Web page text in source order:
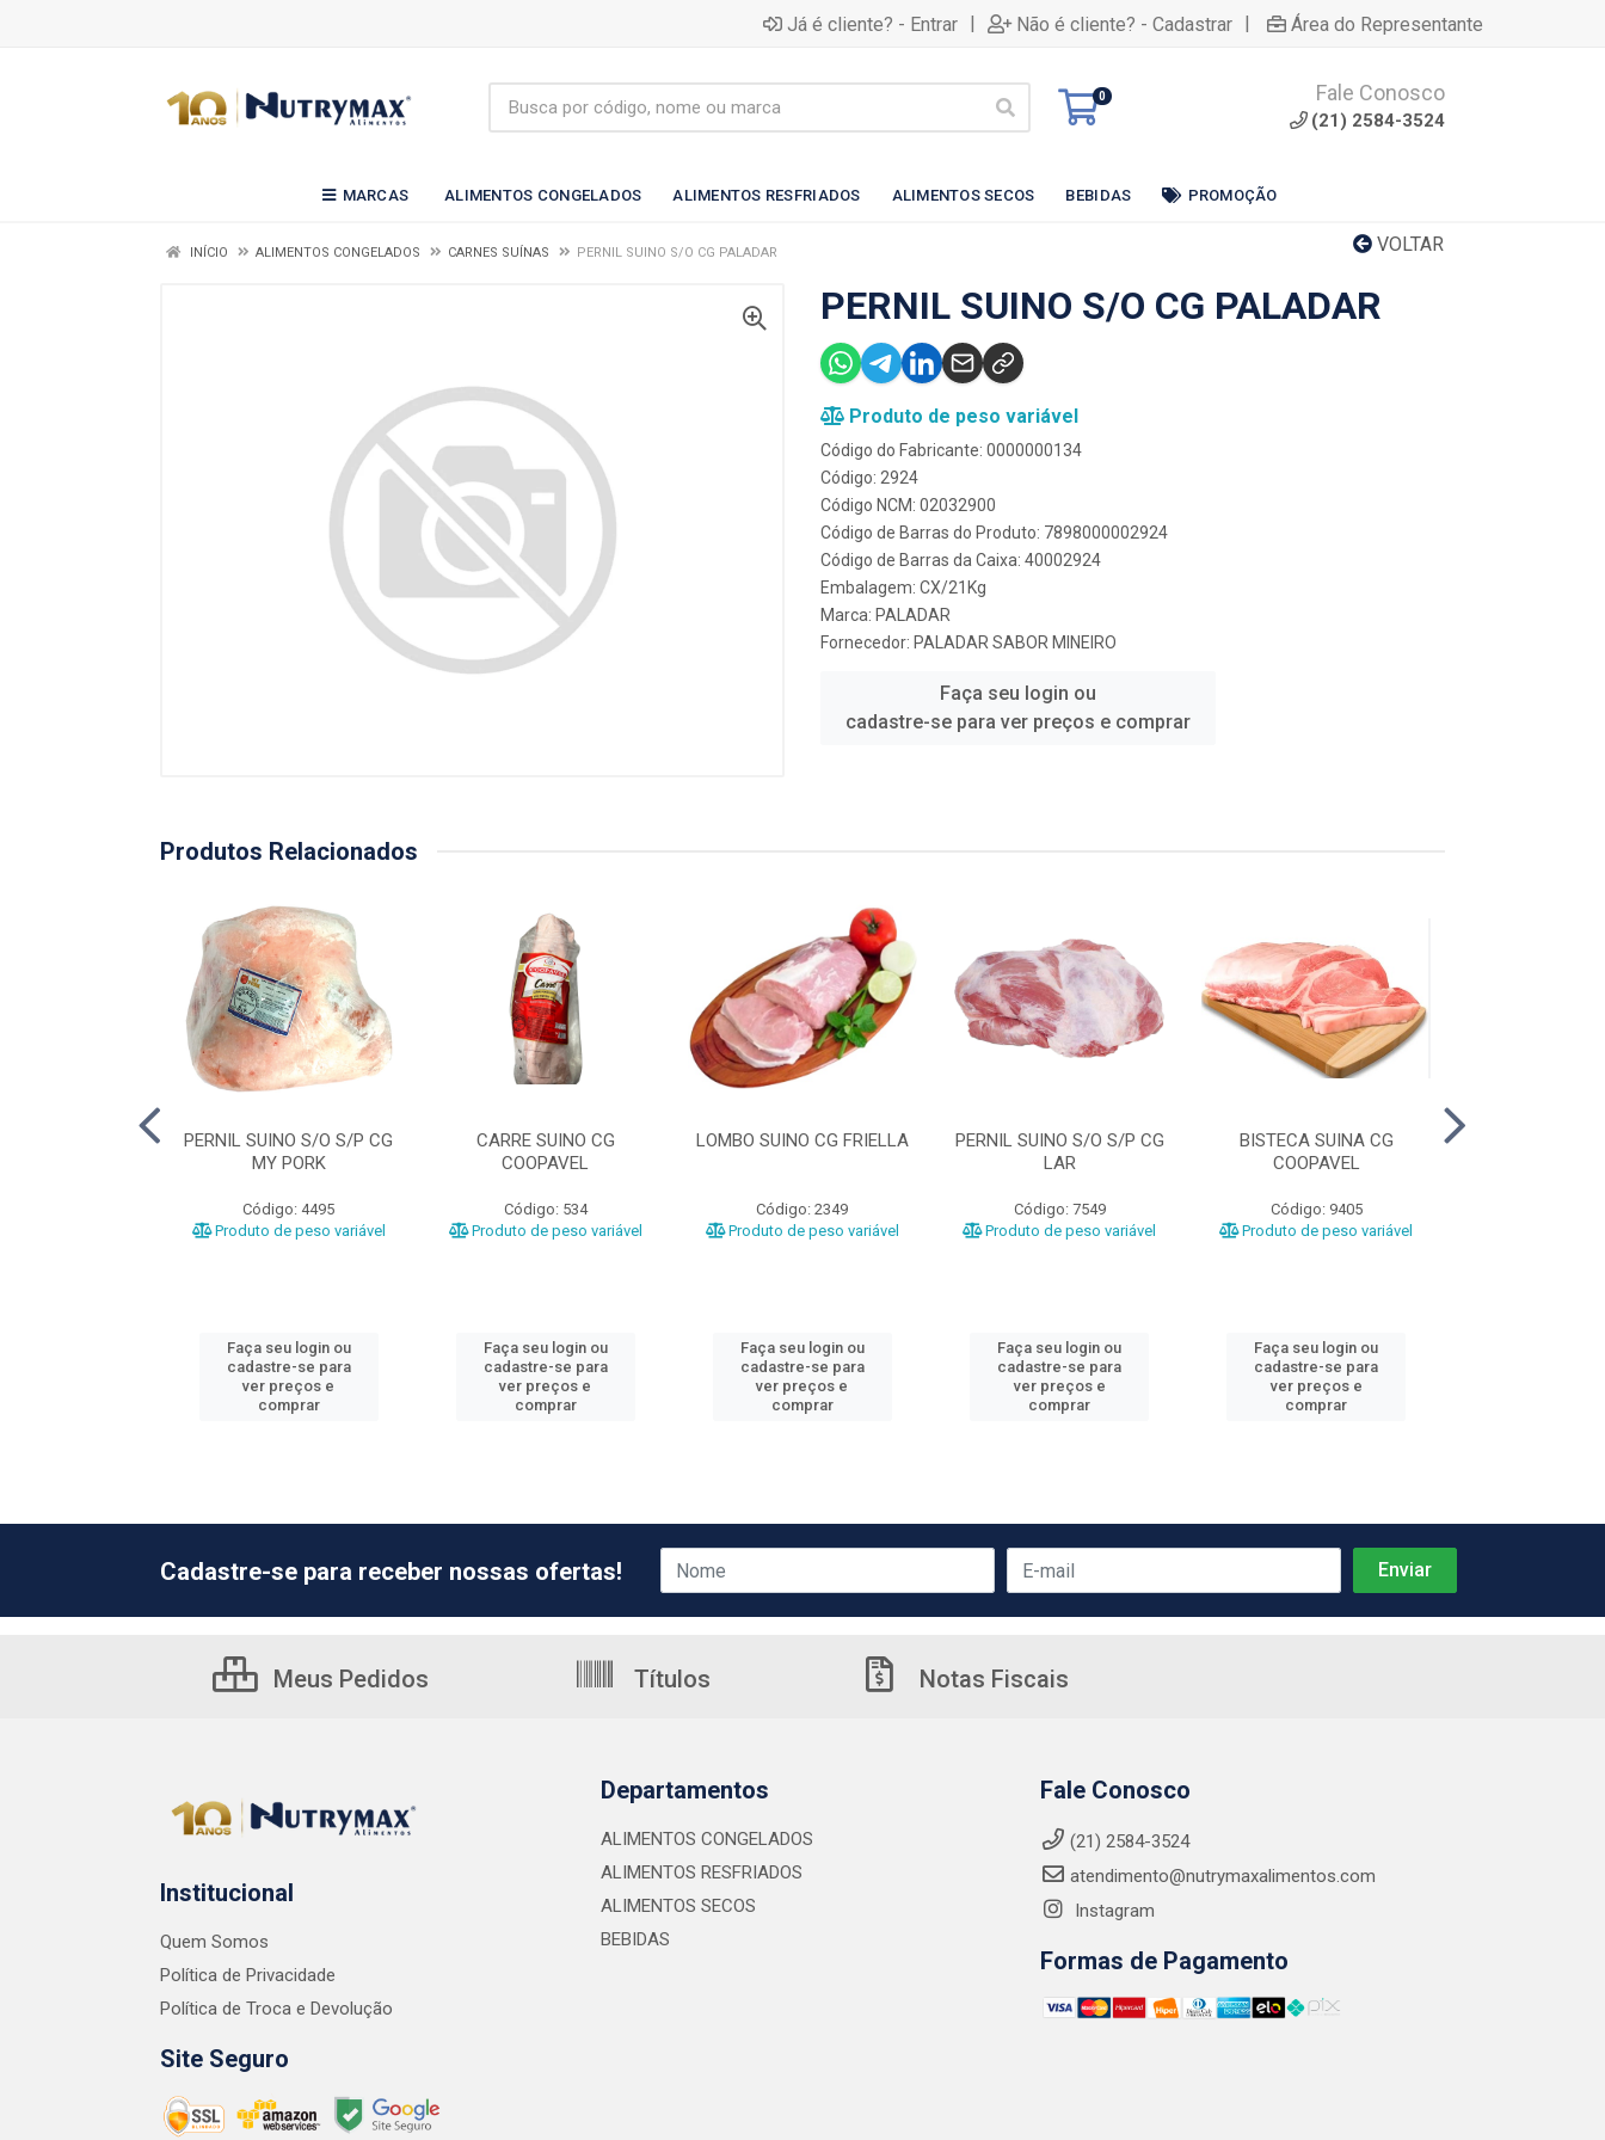
Já é cliente? - Entrar | Não é cliente? - Cadastrar | Área do Representante
0 Fale Conosco
(21) 2584-3524
MARCAS ALIMENTOS CONGELADOS ALIMENTOS RESFRIADOS ALIMENTOS SECOS BEBIDAS PROMOÇÃO
VOLTAR
INÍCIO ALIMENTOS CONGELADOS CARNES SUÍNAS PERNIL SUINO S/O CG PALADAR
PERNIL SUINO S/O CG PALADAR
Produto de peso variável
Código do Fabricante: 0000000134
Código: 2924
Código NCM: 02032900
Código de Barras do Produto: 7898000002924
Código de Barras da Caixa: 40002924
Embalagem: CX/21Kg
Marca: PALADAR
Fornecedor: PALADAR SABOR MINEIRO
Faça seu login ou
cadastre-se para ver preços e comprar
Produtos Relacionados
PERNIL SUINO S/O S/P CG
MY PORK
Código: 4495
Produto de peso variável
Faça seu login ou
cadastre-se para
ver preços e
comprar
CARRE SUINO CG
COOPAVEL
Código: 534
Produto de peso variável
Faça seu login ou
cadastre-se para
ver preços e
comprar
LOMBO SUINO CG FRIELLA
Código: 2349
Produto de peso variável
Faça seu login ou
cadastre-se para
ver preços e
comprar
PERNIL SUINO S/O S/P CG
LAR
Código: 7549
Produto de peso variável
Faça seu login ou
cadastre-se para
ver preços e
comprar
BISTECA SUINA CG
COOPAVEL
Código: 9405
Produto de peso variável
Faça seu login ou
cadastre-se para
ver preços e
comprar
Cadastre-se para receber nossas ofertas!
Meus Pedidos Títulos Notas Fiscais
Institucional
Quem Somos
Política de Privacidade
Política de Troca e Devolução
Site Seguro
Departamentos
ALIMENTOS CONGELADOS
ALIMENTOS RESFRIADOS
ALIMENTOS SECOS
BEBIDAS
Fale Conosco
(21) 2584-3524
atendimento@nutrymaxalimentos.com
Instagram
Formas de Pagamento